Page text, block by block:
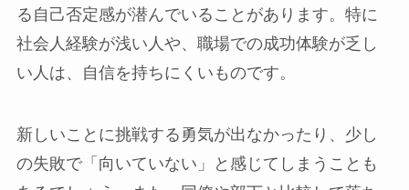
る自己否定感が潜んでいることがあります。特に
社会人経験が浅い人や、職場での成功体験が乏し
い人は、自信を持ちにくいものです。
新しいことに挑戦する勇気が出なかったり、少し
の失敗で「向いていない」と感じてしまうことも